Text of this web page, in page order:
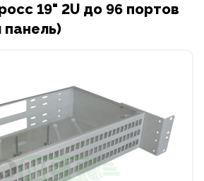
19" 2U до 96 портов
панель)